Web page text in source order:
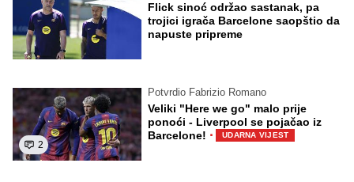
Flick sinoć održao sastanak, pa
trojici igrača Barcelone saopštio da
napuste pripreme
2
Potvrdio Fabrizio Romano
Veliki "Here we go" malo prije
ponoći - Liverpool se pojačao iz
Barcelone! · UDARNA VIJEST